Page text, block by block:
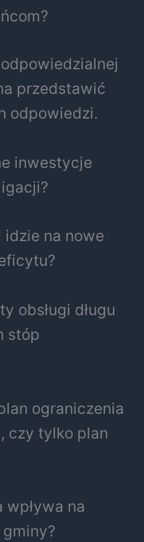
przedstawić
odpowiedzi.
inwestycje
idzie na nowe
obsługi długu
stóp
ograniczenia
czy tylko plan
na